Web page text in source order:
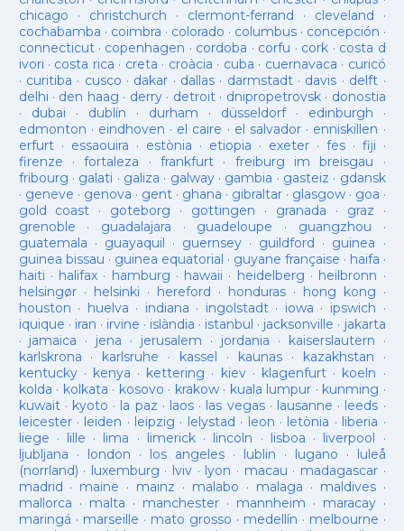
chicago · christchurch · clermont-ferrand · cleveland ·
cochabamba · coimbra · colorado · columbus· concepción ·
connecticut· copenhagen · cordoba · corfu · cork · costa d
ivori · costa rica · creta · croàcia · cuba · cuernavaca · curicó
· curitiba · cusco · dakar · dallas · darmstadt· davis · delft ·
delhi · den haag · derry· detroit· dnipropetrovsk· donostia
· dubai · dublín · durham · düsseldorf· edinburgh ·
edmonton · eindhoven · el caire · el salvador · enniskillen ·
erfurt· essaouira · estònia · etiopia · exeter· fes· fiji ·
firenze ·fortaleza · frankfurt· freiburg im breisgau ·
fribourg · galati · galiza · galway· gambia · gasteiz · gdansk
· geneve · genova · gent· ghana · gibraltar· glasgow· goa ·
gold coast · goteborg · gottingen · granada · graz ·
grenoble · guadalajara · guadeloupe · guangzhou ·
guatemala · guayaquil · guernsey· guildford · guinea ·
guinea bissau · guinea equatorial · guyane française · haifa ·
haiti · halifax · hamburg · hawaii · heidelberg · heilbronn ·
helsingør· helsinki · hereford · honduras· hong kong ·
houston · huelva · indiana · ingolstadt· iowa · ipswich ·
iquique · iran · irvine · islàndia · istanbul · jacksonville · jakarta
· jamaica · jena · jerusalem · jordania · kaiserslautern ·
karlskrona · karlsruhe · kassel · kaunas· kazakhstan ·
kentucky· kenya · kettering · kiev· klagenfurt · koeln ·
kolda · kolkata · kosovo · krakow· kuala lumpur · kunming ·
kuwait· kyoto · la paz · laos· las vegas· lausanne · leeds ·
leicester· leiden · leipzig · lelystad · leon · letònia · liberia ·
liege · lille · lima · limerick· lincoln · lisboa · liverpool ·
ljubljana · london · los angeles· lublin · lugano · luleå
(norrland) · luxemburg · lviv · lyon · macau · madagascar·
madrid · maine · mainz · malabo · malaga · maldives·
mallorca · malta · manchester· mannheim · maracay·
maringá · marseille · mato grosso · medellín · melbourne ·